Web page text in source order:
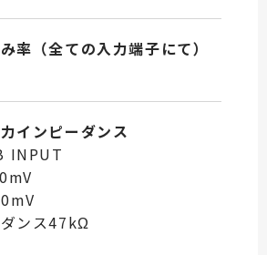
率（全ての入力端子にて）
インピーダンス
INPUT
ンス47kΩ